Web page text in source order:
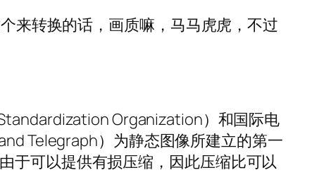
来转换的话，画质嘛，马马虎虎，不过
Organization）和国际电
Telegraph）为静态图像所建立的第一
于可以提供有损压缩，因此压缩比可以